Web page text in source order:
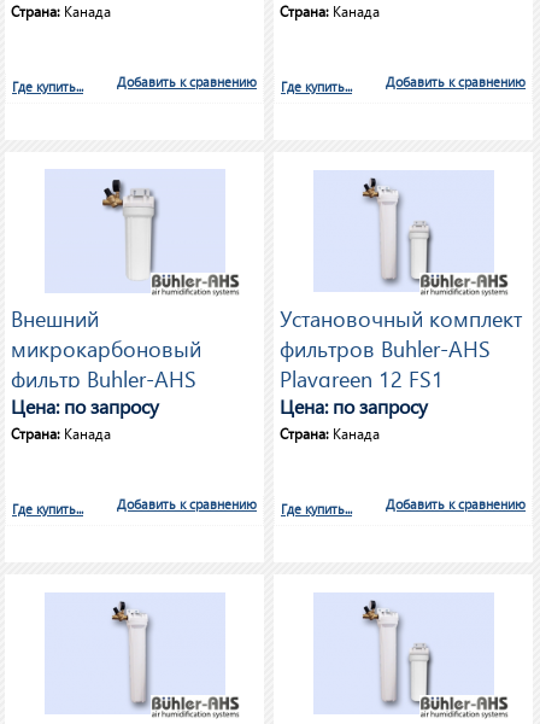
Страна: Канада
Добавить к сравнению
Где купить...
Страна: Канада
Добавить к сравнению
Где купить...
Внешний
микрокарбоновый
фильтр Buhler-AHS
Playgreen 6 MCF75
Цена: по запросу
Страна: Канада
Добавить к сравнению
Где купить...
Установочный комплект
фильтров Buhler-AHS
Playgreen 12 FS1
Цена: по запросу
Страна: Канада
Добавить к сравнению
Где купить...